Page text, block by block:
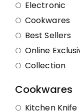
Electronic
Cookwares
Best Sellers
Online
Collection
Cookwares
Kitchen Knife